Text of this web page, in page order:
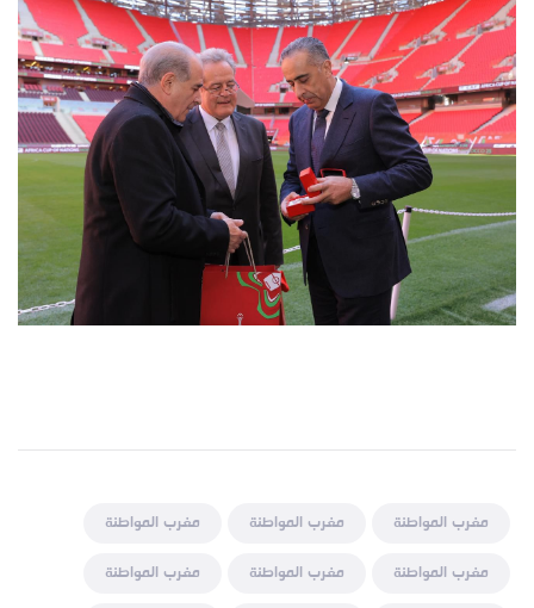
مغرب المواطنة مغرب المواطنة
مغرب المواطنة
مغرب المواطنة
مغرب المواطنة
مغرب المواطنة